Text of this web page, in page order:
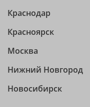
Краснодар
Красноярск
Москва
Нижний Новгород
Новосибирск